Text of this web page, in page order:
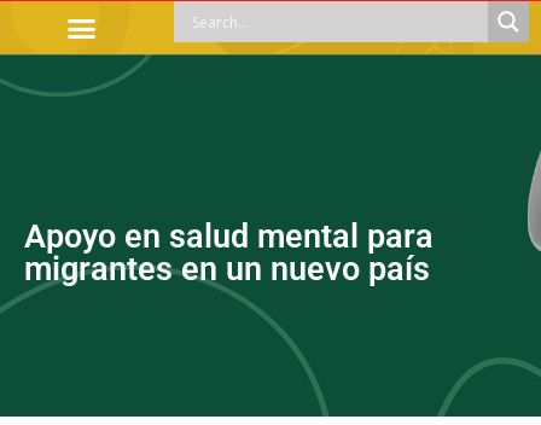
Apoyo en salud mental para
migrantes en un nuevo país